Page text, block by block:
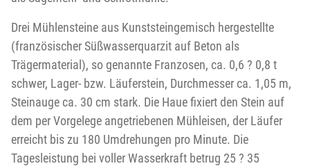
Drei Mühlensteine aus Kunststeingemisch hergestellte
(französischer Süßwasserquarzit auf Beton als
Trägermaterial), so genannte Franzosen, ca. 0,6 ? 0,8 t
schwer, Lager- bzw. Läuferstein, Durchmesser ca. 1,05 m,
Steinauge ca. 30 cm stark. Die Haue fixiert den Stein auf
dem per Vorgelege angetriebenen Mühleisen, der Läufer
erreicht bis zu 180 Umdrehungen pro Minute. Die
Tagesleistung bei voller Wasserkraft betrug 25 ? 35